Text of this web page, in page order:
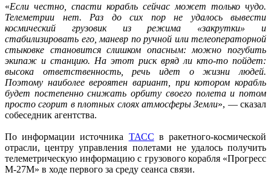
«Если честно, спасти корабль сейчас может только чудо.
Телеметрии нет. Раз до сих пор не удалось вывести
космический грузовик из режима «закрутки» и
стабилизировать его, маневр по ручной или телеоператорной
стыковке становится слишком опасным: можно погубить
экипаж и станцию. На этот риск вряд ли кто-то пойдет:
высока ответственность, речь идет о жизни людей.
Поэтому наиболее вероятен вариант, при котором корабль
будет постепенно снижать орбиту своего полета и потом
просто сгорит в плотных слоях атмосферы Земли», — сказал
собеседник агентства.
По информации источника ТАСС в ракетного-космической
отрасли, центру управления полетами не удалось получить
телеметрическую информацию с грузового корабля «Прогресс
М-27М» в ходе первого за среду сеанса связи.